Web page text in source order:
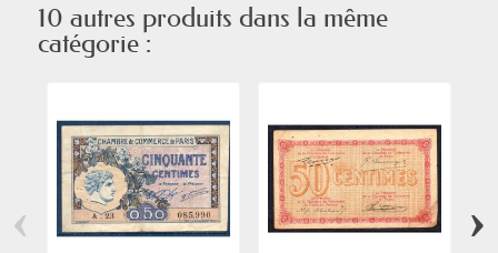
10 autres produits dans la même
catégorie :
‹ ›